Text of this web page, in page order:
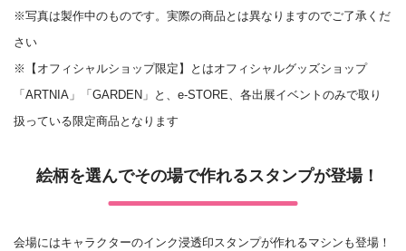
※写真は製作中のものです。実際の商品とは異なりますのでご了承くだ
さい
※【オフィシャルショップ限定】とはオフィシャルグッズショップ
「ARTNIA」「GARDEN」と、e-STORE、各出展イベントのみで取り
扱っている限定商品となります
絵柄を選んでその場で作れるスタンプが登場！
会場にはキャラクターのインク浸透印スタンプが作れるマシンも登場！